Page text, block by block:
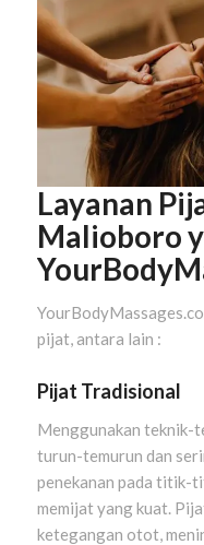
Layanan
Malioboro
pijat, antara lain :
Pijat Tradisional
Menggunakan teknik-
turun-temurun dan
penekanan pada titik-
memijat yang kuat.
ketegangan otot,